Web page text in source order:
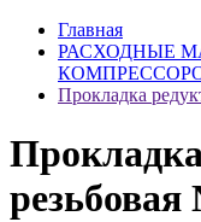
Главная
РАСХОДНЫЕ
Прокладка
резьбовая